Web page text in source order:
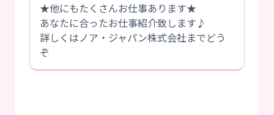
★他にもたくさんお仕事あります★
あなたに合ったお仕事紹介致します♪
詳しくはノア・ジャパン株式会社までどう
ぞ